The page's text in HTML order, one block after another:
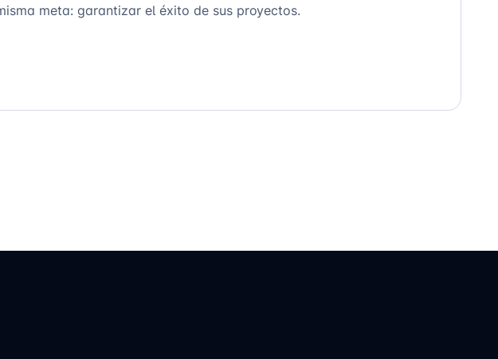
meta: garantizar el éxito de sus proyectos.